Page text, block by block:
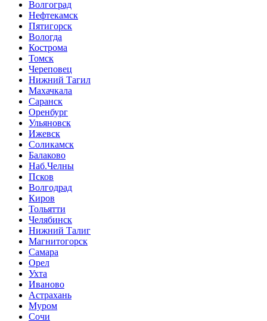
Волгоград
Нефтекамск
Пятигорск
Вологда
Кострома
Томск
Череповец
Нижний Тагил
Махачкала
Саранск
Оренбург
Ульяновск
Ижевск
Соликамск
Балаково
Наб.Челны
Псков
Волгодрад
Киров
Тольятти
Челябинск
Нижний Талиг
Магнитогорск
Самара
Орел
Ухта
Иваново
Астрахань
Муром
Сочи